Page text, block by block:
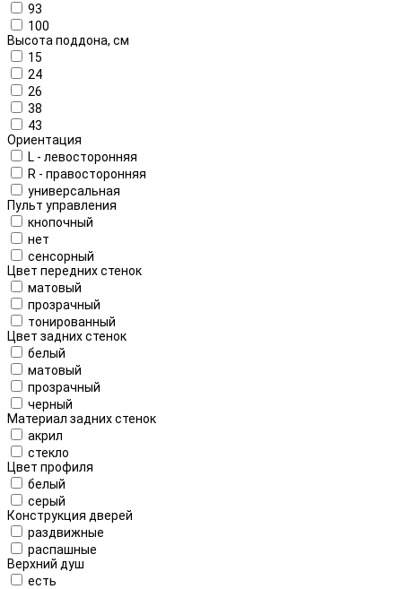
93
100
Высота поддона, см
15
24
26
38
43
Ориентация
L - левосторонняя
R - правосторонняя
универсальная
Пульт управления
кнопочный
нет
сенсорный
Цвет передних стенок
матовый
прозрачный
тонированный
Цвет задних стенок
белый
матовый
прозрачный
черный
Материал задних стенок
акрил
стекло
Цвет профиля
белый
серый
Конструкция дверей
раздвижные
распашные
Верхний душ
есть